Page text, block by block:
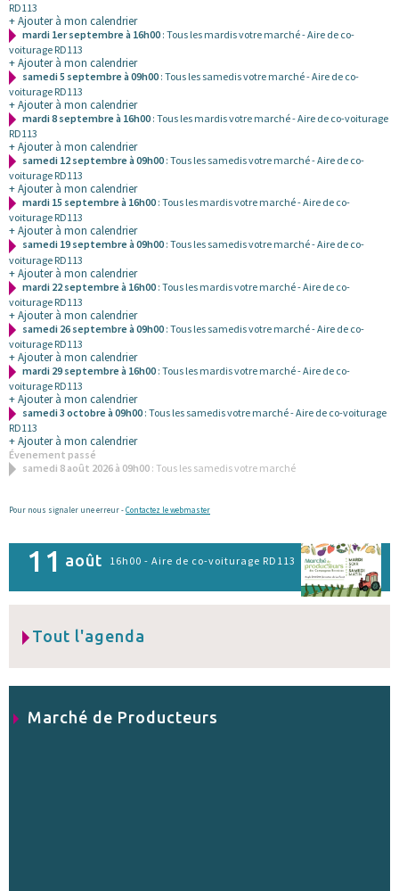
RD113
+ Ajouter à mon calendrier
mardi 1er septembre à 16h00 : Tous les mardis votre marché - Aire de co-
voiturage RD113
+ Ajouter à mon calendrier
samedi 5 septembre à 09h00 : Tous les samedis votre marché - Aire de co-
voiturage RD113
+ Ajouter à mon calendrier
mardi 8 septembre à 16h00 : Tous les mardis votre marché - Aire de co-voiturage
RD113
+ Ajouter à mon calendrier
samedi 12 septembre à 09h00 : Tous les samedis votre marché - Aire de co-
voiturage RD113
+ Ajouter à mon calendrier
mardi 15 septembre à 16h00 : Tous les mardis votre marché - Aire de co-
voiturage RD113
+ Ajouter à mon calendrier
samedi 19 septembre à 09h00 : Tous les samedis votre marché - Aire de co-
voiturage RD113
+ Ajouter à mon calendrier
mardi 22 septembre à 16h00 : Tous les mardis votre marché - Aire de co-
voiturage RD113
+ Ajouter à mon calendrier
samedi 26 septembre à 09h00 : Tous les samedis votre marché - Aire de co-
voiturage RD113
+ Ajouter à mon calendrier
mardi 29 septembre à 16h00 : Tous les mardis votre marché - Aire de co-
voiturage RD113
+ Ajouter à mon calendrier
samedi 3 octobre à 09h00 : Tous les samedis votre marché - Aire de co-voiturage
RD113
+ Ajouter à mon calendrier
Évenement passé
samedi 8 août 2026 à 09h00 : Tous les samedis votre marché
Pour nous signaler une erreur -Contactez le webmaster
11 août 16h00 - Aire de co-voiturage RD113
Tout l'agenda
Marché de Producteurs